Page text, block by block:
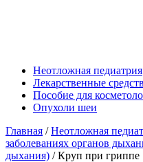
Неотложная педиатрия
Лекарственные
Пособие для
Опухоли шеи
Главная /Неотложная
заболеваниях органов
дыхания) /Круп при гриппе